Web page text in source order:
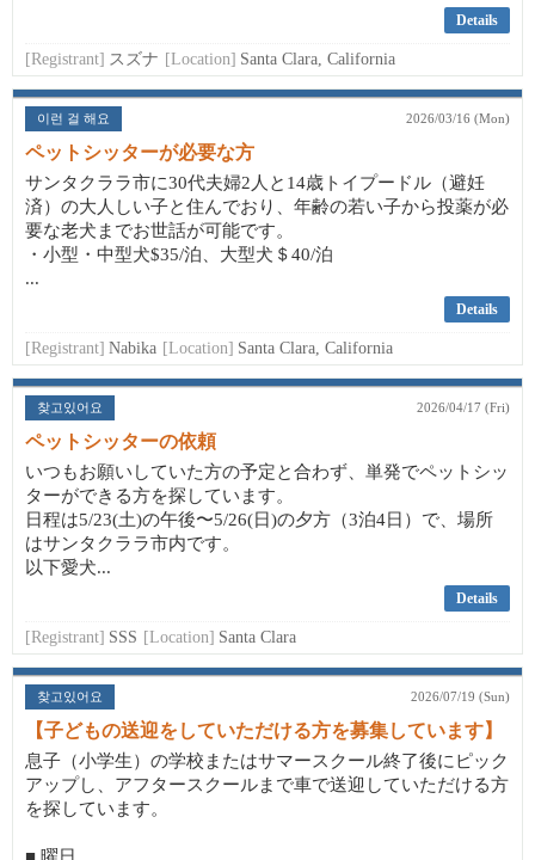
Details
[Registrant] スズナ [Location] Santa Clara, California
이런 걸 해요 2026/03/16 (Mon)
ペットシッターが必要な方
サンタクララ市に30代夫婦2人と14歳トイプードル（避妊
済）の大人しい子と住んでおり、年齢の若い子から投薬が必
要な老犬までお世話が可能です。
・小型・中型犬$35/泊、大型犬＄40/泊
...
Details
[Registrant] Nabika [Location] Santa Clara, California
찾고있어요 2026/04/17 (Fri)
ペットシッターの依頼
いつもお願いしていた方の予定と合わず、単発でペットシッ
ターができる方を探しています。
日程は5/23(土)の午後〜5/26(日)の夕方（3泊4日）で、場所
はサンタクララ市内です。
以下愛犬...
Details
[Registrant] SSS [Location] Santa Clara
찾고있어요 2026/07/19 (Sun)
【子どもの送迎をしていただける方を募集しています】
息子（小学生）の学校またはサマースクール終了後にピック
アップし、アフタースクールまで車で送迎していただける方
を探しています。